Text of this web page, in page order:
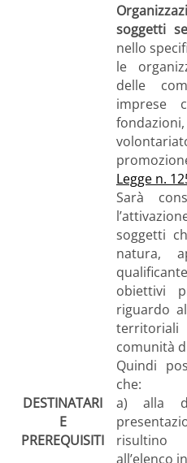
DESTINATARI
E
PREREQUISITI
soggetti
nello
le
delle
imprese
Legge n.
Sarà
soggetti
natura,
obiettivi
riguardo
comunità
Quindi
che:
a) alla
risultino
all’elenco